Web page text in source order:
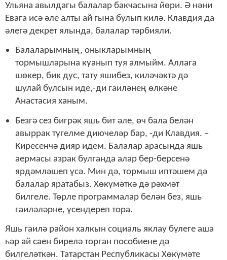
Ульяна авылдагы балалар бакчасына йөри. Ә нәни
Евага исә әле алты ай гына булып килә. Клавдия да
әлегә декрет ялында, балалар тәрбияли.
Балаларымның, оныкларымның
тормышларына куанып туя алмыйм. Аллага
шөкер, бик дус, тату яшибез, киләчәктә дә
шулай булсын иде,-ди гаиләнең өлкәне
Анастасия ханым.
Безгә сез бигрәк яшь бит әле, өч бала белән
авыррак түгелме диючеләр бар, -ди Клавдия. –
Киресенчә дияр идем. Балалар арасында яшь
аермасы азрак булганда алар бер-берсенә
ярдәмләшеп үсә. Мин дә, тормыш иптәшем дә
балалар яратабыз. Хөкүмәткә дә рәхмәт
билгеле. Төрле программалар белән без, яшь
гаиләләрне, үсендереп тора.
Яшь гаилә район халкын социаль яклау бүлеге аша
һәр ай саен бирелә торган пособиене дә
билгеләткән. Татарстан Республикасы Хөкүмәте